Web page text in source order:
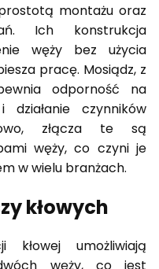
montażu oraz
Ich konstrukcja
węży bez użycia
pracę. Mosiądz, z
odporność na
działanie czynników
złącza te są
węży, co czyni je
w wielu branżach.
kłowych
kłowej umożliwiają